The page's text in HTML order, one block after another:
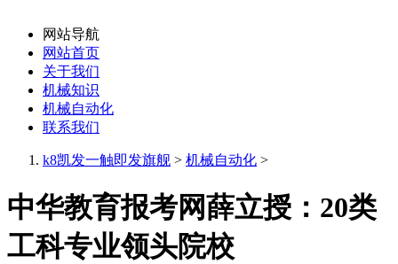
网站导航
网站首页
关于我们
机械知识
机械自动化
联系我们
k8凯发一触即发旗舰 > 机械自动化 >
中华教育报考网薛立授：20类
工科专业领头院校